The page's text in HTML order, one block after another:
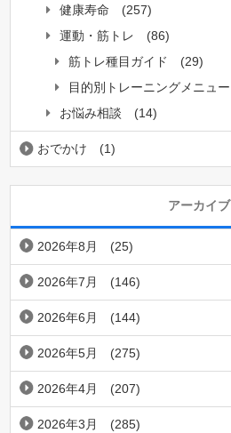
健康寿命
(257)
運動・筋トレ
(86)
筋トレ種目ガイド
(29)
目的別トレーニングメニュー
お悩み相談
(14)
おでかけ (1)
アーカイブ
2026年8月 (25)
2026年7月 (146)
2026年6月 (144)
2026年5月 (275)
2026年4月 (207)
2026年3月 (285)